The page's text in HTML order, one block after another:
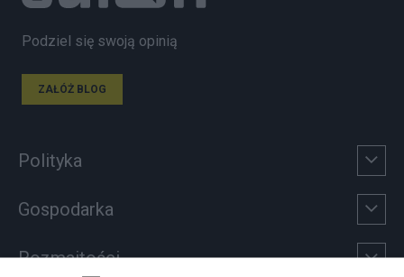
Podziel się swoją opinią
ZAŁÓŻ BLOG
Polityka
Gospodarka
Rozmaitości